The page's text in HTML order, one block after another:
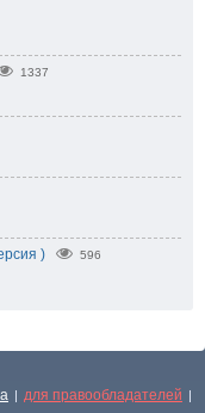
1337
) 596
| для правообладателей |